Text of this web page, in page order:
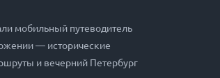
мобильный путеводитель
— исторические
и вечерний Петербург